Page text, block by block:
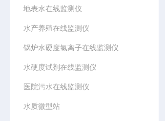
地表水在线监测仪
水产养殖在线监测仪
锅炉水硬度氯离子在线监测仪
水硬度试剂在线监测仪
医院污水在线监测仪
水质微型站